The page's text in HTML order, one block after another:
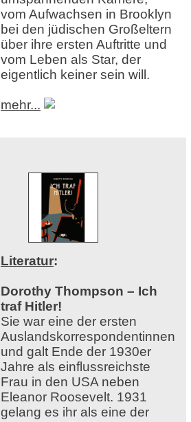
vom Aufwachsen in Brooklyn
bei den jüdischen Großeltern
über ihre ersten Auftritte und
vom Leben als Star, der
eigentlich keiner sein will.
mehr...
Literatur:
Dorothy Thompson – Ich
traf Hitler!
Sie war eine der ersten
Auslandskorrespondentinnen
und galt Ende der 1930er
Jahre als einflussreichste
Frau in den USA neben
Eleanor Roosevelt. 1931
gelang es ihr als eine der